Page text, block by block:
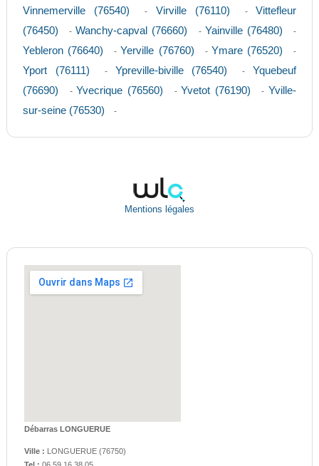
Vinnemerville (76540) - Virville (76110) - Vittefleur
(76450)
-Wanchy-capval (76660) - Yainville (76480) -
Yebleron (76640) - Yerville (76760) - Ymare (76520) -
Yport (76111) - Ypreville-biville (76540) - Yquebeuf
(76690)
- Yvecrique (76560) - Yvetot (76190) - Yville-
sur-seine (76530)
-
Mentions légales
Débarras LONGUERUE
Ville : LONGUERUE(76750)